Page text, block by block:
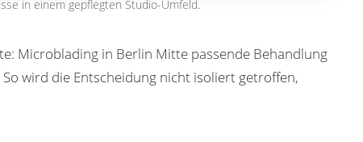
in einem gepflegten Studio-Umfeld.
Microblading in Berlin Mitte passende Behandlung
So wird die Entscheidung nicht isoliert getroffen,